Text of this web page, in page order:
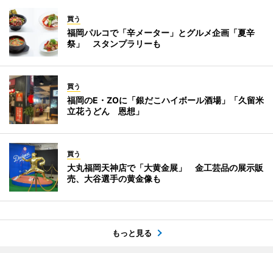
買う
福岡パルコで「辛メーター」とグルメ企画「夏辛
祭」 スタンプラリーも
買う
福岡のE・ZOに「銀だこハイボール酒場」「久留米
立花うどん 恩想」
買う
大丸福岡天神店で「大黄金展」 金工芸品の展示販
売、大谷選手の黄金像も
もっと見る